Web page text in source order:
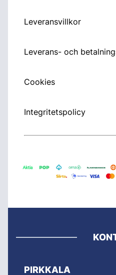
Leveransvillkor
Leverans- och
Cookies
Integritetspolicy
PIRKKALA